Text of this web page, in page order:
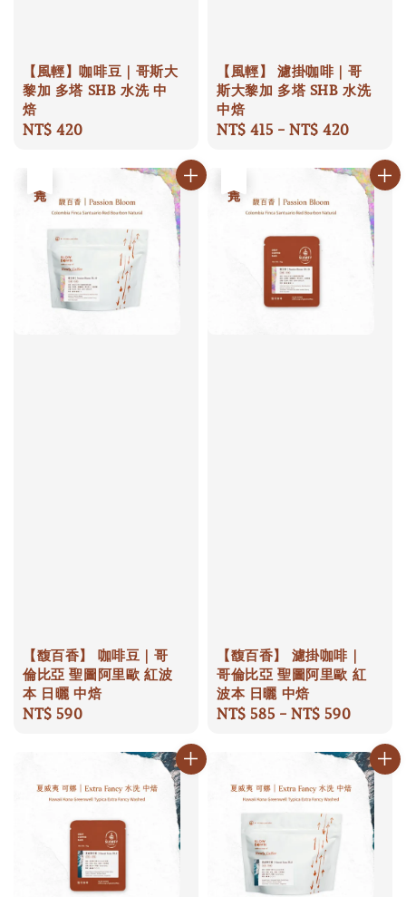
【風輕】咖啡豆｜哥斯大
黎加 多塔 SHB 水洗 中
焙
Regular
NT$ 420
【風輕】 濾掛咖啡｜哥
斯大黎加 多塔 SHB 水洗
中焙
Regular
NT$ 415 -NT$ 420
【馥百香】 咖啡豆｜哥
倫比亞 聖圖阿里歐 紅波
本 日曬 中焙
Regular
NT$ 590
【馥百香】 濾掛咖啡｜
哥倫比亞 聖圖阿里歐 紅
波本 日曬 中焙
Regular
NT$ 585 -NT$ 590